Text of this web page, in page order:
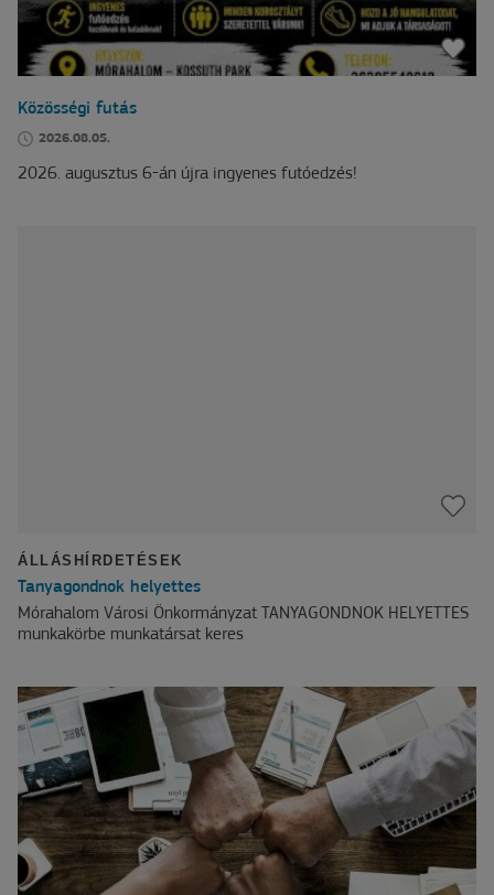
Közösségi futás
2026.08.05.
2026. augusztus 6-án újra ingyenes futóedzés!
ÁLLÁSHÍRDETÉSEK
Tanyagondnok helyettes
Mórahalom Városi Önkormányzat TANYAGONDNOK HELYETTES
munkakörbe munkatársat keres